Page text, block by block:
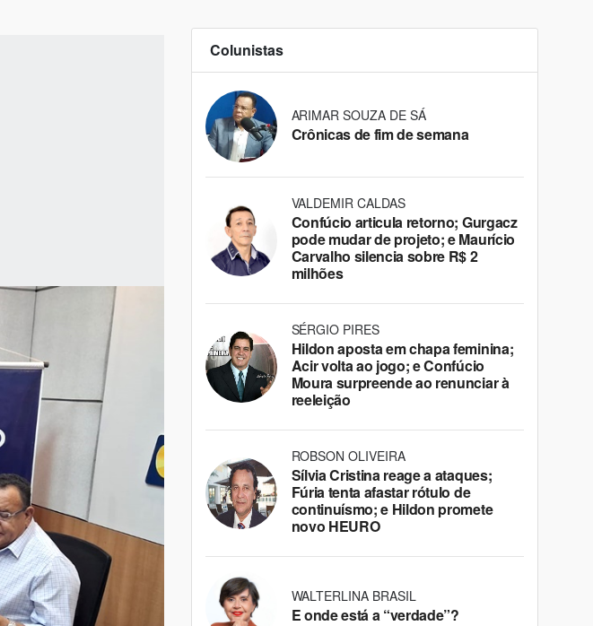
Colunistas
ARIMAR SOUZA DE SÁ
Crônicas de fim de semana
VALDEMIR CALDAS
Confúcio articula retorno; Gurgacz
pode mudar de projeto; e Maurício
Carvalho silencia sobre R$ 2
milhões
SÉRGIO PIRES
Hildon aposta em chapa feminina;
Acir volta ao jogo; e Confúcio
Moura surpreende ao renunciar à
reeleição
ROBSON OLIVEIRA
Sílvia Cristina reage a ataques;
Fúria tenta afastar rótulo de
continuísmo; e Hildon promete
novo HEURO
WALTERLINA BRASIL
E onde está a “verdade”?